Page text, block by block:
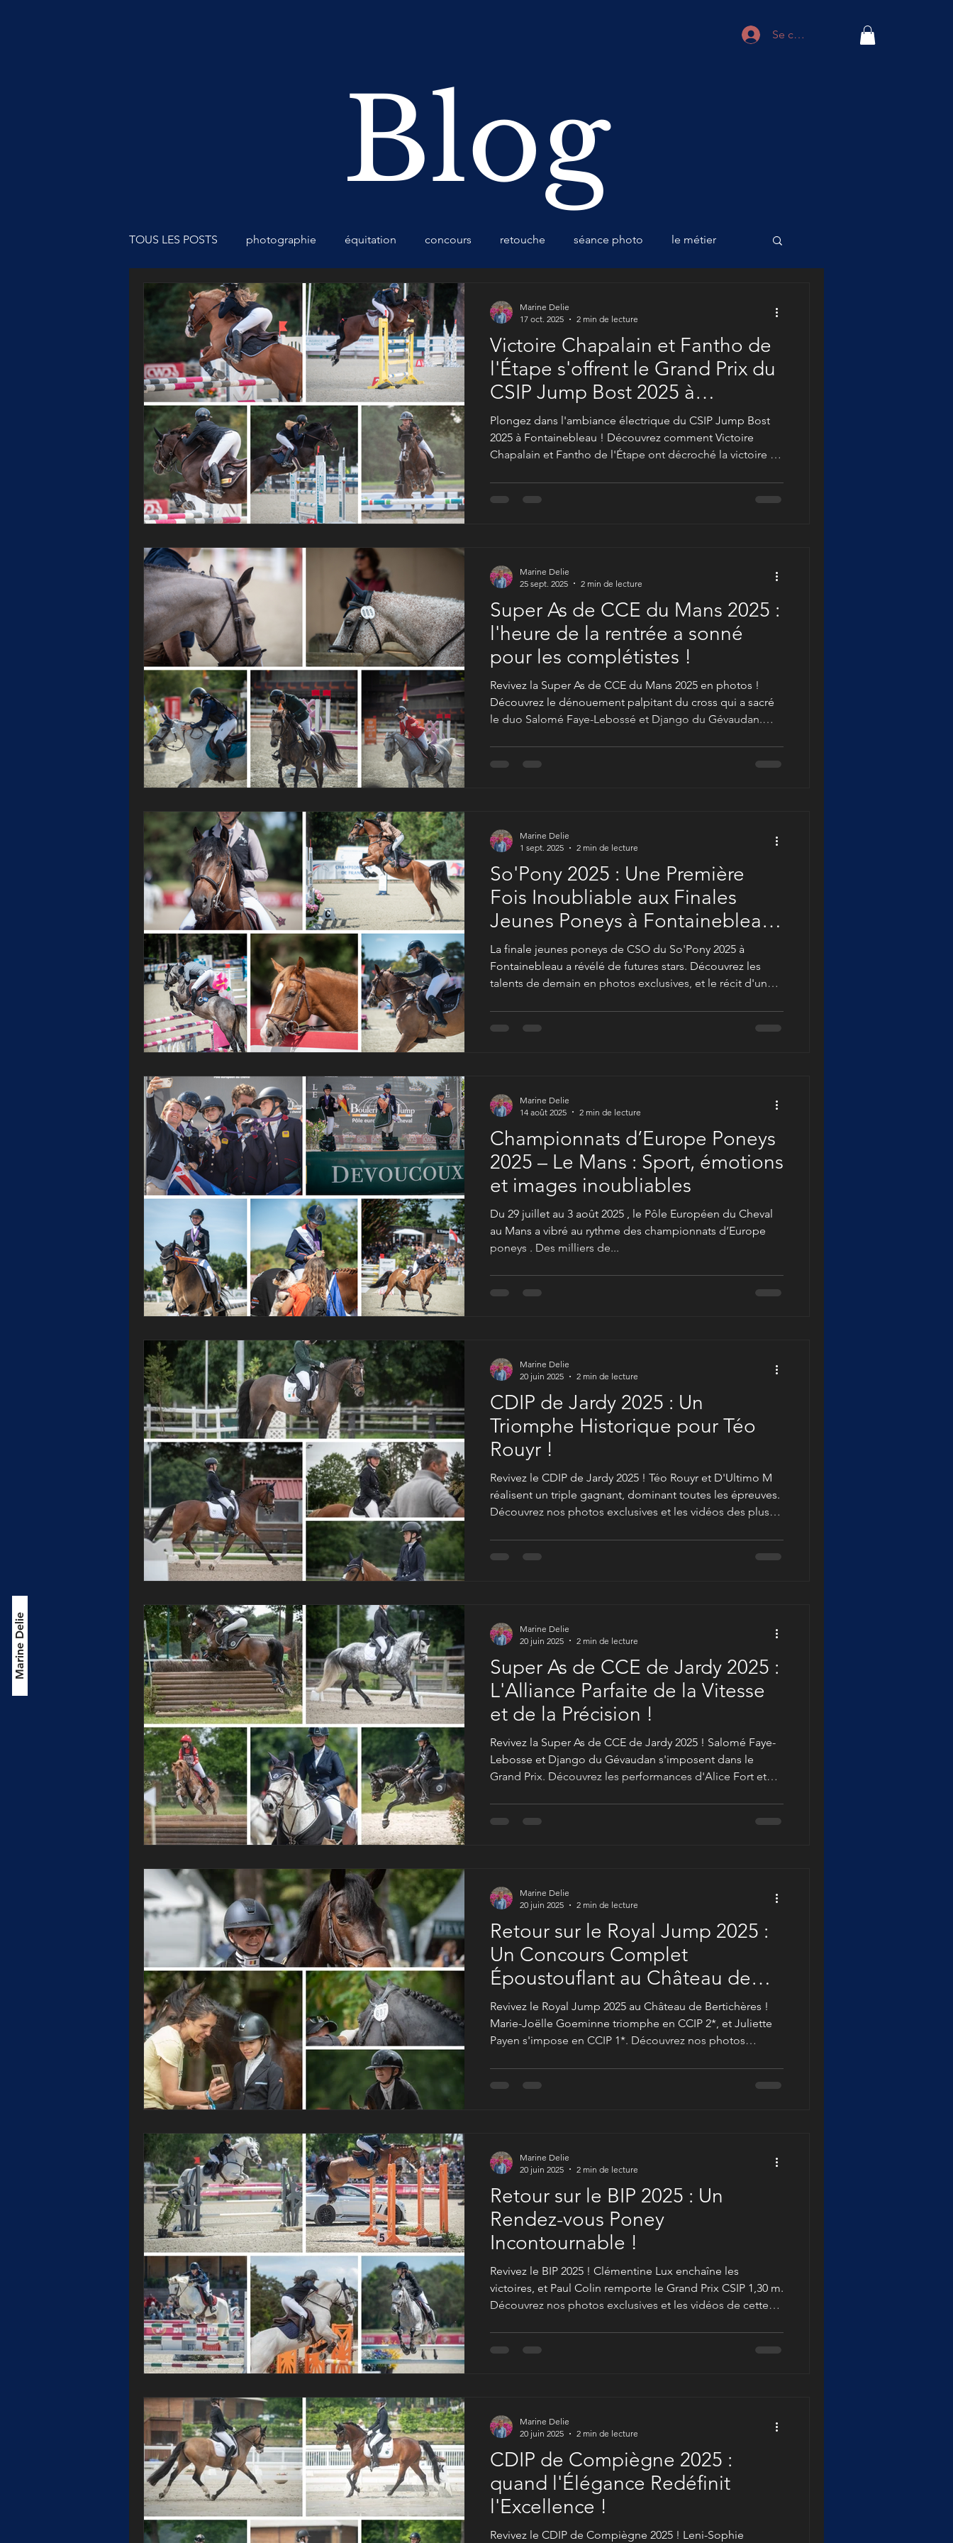
Se connecter
Marine Delie
Blog
TOUS LES POSTS photographie équitation concours retouche séance photo le métier
matériel
Victoire Chapalain et Fantho de
l'Étape s'offrent le Grand Prix du
CSIP Jump Bost 2025 à
Fontainebleau !
Plongez dans l'ambiance électrique du CSIP Jump Bost
2025 à Fontainebleau ! Découvrez comment Victoire
Chapalain et Fantho de l'Étape ont décroché la victoire du
Marine Delie
17 oct. 2025
2 min de lecture
Super As de CCE du Mans 2025 :
l'heure de la rentrée a sonné
pour les complétistes !
Revivez la Super As de CCE du Mans 2025 en photos !
Découvrez le dénouement palpitant du cross qui a sacré
le duo Salomé Faye-Lebossé et Django du Gévaudan.
Une épreuve d'autant plus passionnante qu'elle marque
Marine Delie
25 sept. 2025
2 min de lecture
So'Pony 2025 : Une Première
Fois Inoubliable aux Finales
Jeunes Poneys à Fontainebleau
!
La finale jeunes poneys de CSO du So'Pony 2025 à
Fontainebleau a révélé de futures stars. Découvrez les
talents de demain en photos exclusives, et le récit d'une
Marine Delie
1 sept. 2025
2 min de lecture
Championnats d’Europe Poneys
2025 – Le Mans : Sport, émotions
et images inoubliables
Du 29 juillet au 3 août 2025 , le Pôle Européen du Cheval
au Mans a vibré au rythme des championnats d’Europe
poneys . Des milliers de...
Marine Delie
14 août 2025
2 min de lecture
CDIP de Jardy 2025 : Un
Triomphe Historique pour Téo
Rouyr !
Revivez le CDIP de Jardy 2025 ! Téo Rouyr et D'Ultimo M
réalisent un triple gagnant, dominant toutes les épreuves.
Découvrez nos photos exclusives et les vidéos des plus
Marine Delie
20 juin 2025
2 min de lecture
Super As de CCE de Jardy 2025 :
L'Alliance Parfaite de la Vitesse
et de la Précision !
Revivez la Super As de CCE de Jardy 2025 ! Salomé Faye-
Lebosse et Django du Gévaudan s'imposent dans le
Grand Prix. Découvrez les performances d'Alice Fort et
complet intense pour poneys.
Marine Delie
20 juin 2025
2 min de lecture
Retour sur le Royal Jump 2025 :
Un Concours Complet
Époustouflant au Château de
Bertichères !
Revivez le Royal Jump 2025 au Château de Bertichères !
Marie-Joëlle Goeminne triomphe en CCIP 2*, et Juliette
Payen s'impose en CCIP 1*. Découvrez nos photos
Marine Delie
20 juin 2025
2 min de lecture
Retour sur le BIP 2025 : Un
Rendez-vous Poney
Incontournable !
Revivez le BIP 2025 ! Clémentine Lux enchaîne les
victoires, et Paul Colin remporte le Grand Prix CSIP 1,30 m.
Découvrez nos photos exclusives et les vidéos de cette
Marine Delie
20 juin 2025
2 min de lecture
CDIP de Compiègne 2025 :
quand l'Élégance Redéfinit
l'Excellence !
Revivez le CDIP de Compiègne 2025 ! Leni-Sophie
Marine Delie
20 juin 2025
2 min de lecture